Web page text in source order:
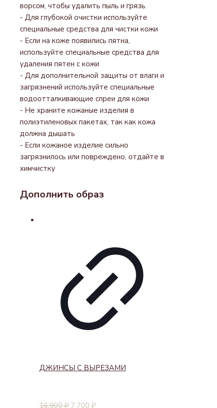
ворсом, чтобы удалить пыль и грязь.
- Для глубокой очистки используйте
специальные средства для чистки кожи
- Если на коже появились пятна,
используйте специальные средства для
удаления пятен с кожи
- Для дополнительной защиты от влаги и
загрязнений используйте специальные
водоотталкивающие спреи для кожи
- Не храните кожаные изделия в
полиэтиленовых пакетах, так как кожа
должна дышать
- Если кожаное изделие сильно
загрязнилось или повреждено, отдайте в
химчистку
Дополнить образ
ДЖИНСЫ С ВЫРЕЗАМИ
16,900₽ 7,700 ₽